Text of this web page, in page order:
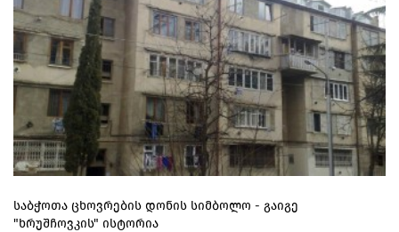
საბჭოთა ცხოვრების დონის სიმბოლო - გაიგე
"ხრუშჩოვკის" ისტორია